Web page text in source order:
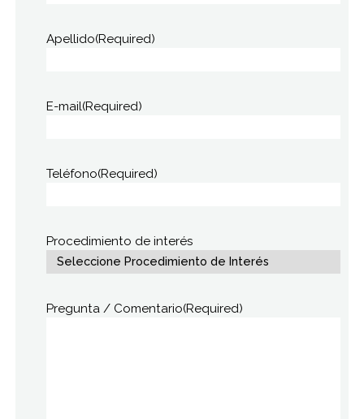
Apellido(Required)
E-mail(Required)
Teléfono(Required)
Procedimiento de interés
Pregunta / Comentario(Required)